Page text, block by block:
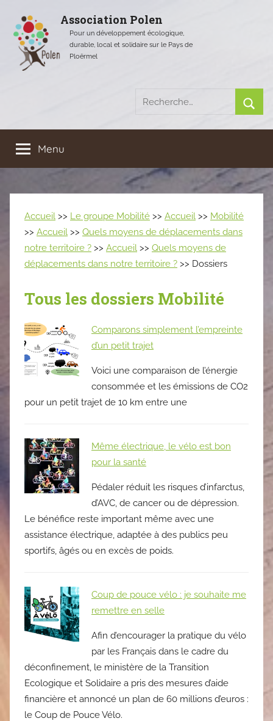
contenu
Association Polen
Pour un développement écologique,
durable, local et solidaire sur le Pays de
Ploërmel
Recherche
:
Menu
Accueil >> Le groupe Mobilité >> Accueil >> Mobilité
>> Accueil >> Quels moyens de déplacements dans
notre territoire ? >> Accueil >> Quels moyens de
déplacements dans notre territoire ? >> Dossiers
Tous les dossiers Mobilité
Comparons simplement l’empreinte
d’un petit trajet
Voici une comparaison de l’énergie
consommée et les émissions de CO2
pour un petit trajet de 10 km entre une
Même électrique, le vélo est bon
pour la santé
Pédaler réduit les risques d’infarctus,
d’AVC, de cancer ou de dépression.
Le bénéfice reste important même avec une
assistance électrique, adaptée à des publics peu
sportifs, âgés ou en excès de poids.
Coup de pouce vélo : je souhaite me
remettre en selle
Afin d’encourager la pratique du vélo
par les Français dans le cadre du
déconfinement, le ministère de la Transition
Ecologique et Solidaire a pris des mesures d’aide
financière et annoncé un plan de 60 millions d’euros :
le Coup de Pouce Vélo.